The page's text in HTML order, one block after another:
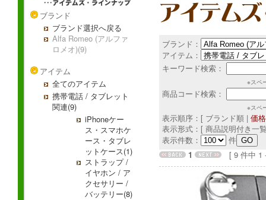
ブランド
ブランド選択へ戻る
Alfa Romeo (アルファ
ロメオ)(9)
アイテム
全てのアイテム
携帯電話 / タブレット
関連(9)
iPhoneケー
ス・スマホケ
ース・タブレ
ットケース(1)
ストラップ /
イヤホン / ア
クセサリー /
バッテリー(8)
ブランド：
アイテム：
キーワード検索：
※スペ
商品コード検索：
※スペ
表示順序：[ ブランド順 | 価
表示形式：[ 商品説明付き一
表示件数：
件
1
[ 9 件中 1